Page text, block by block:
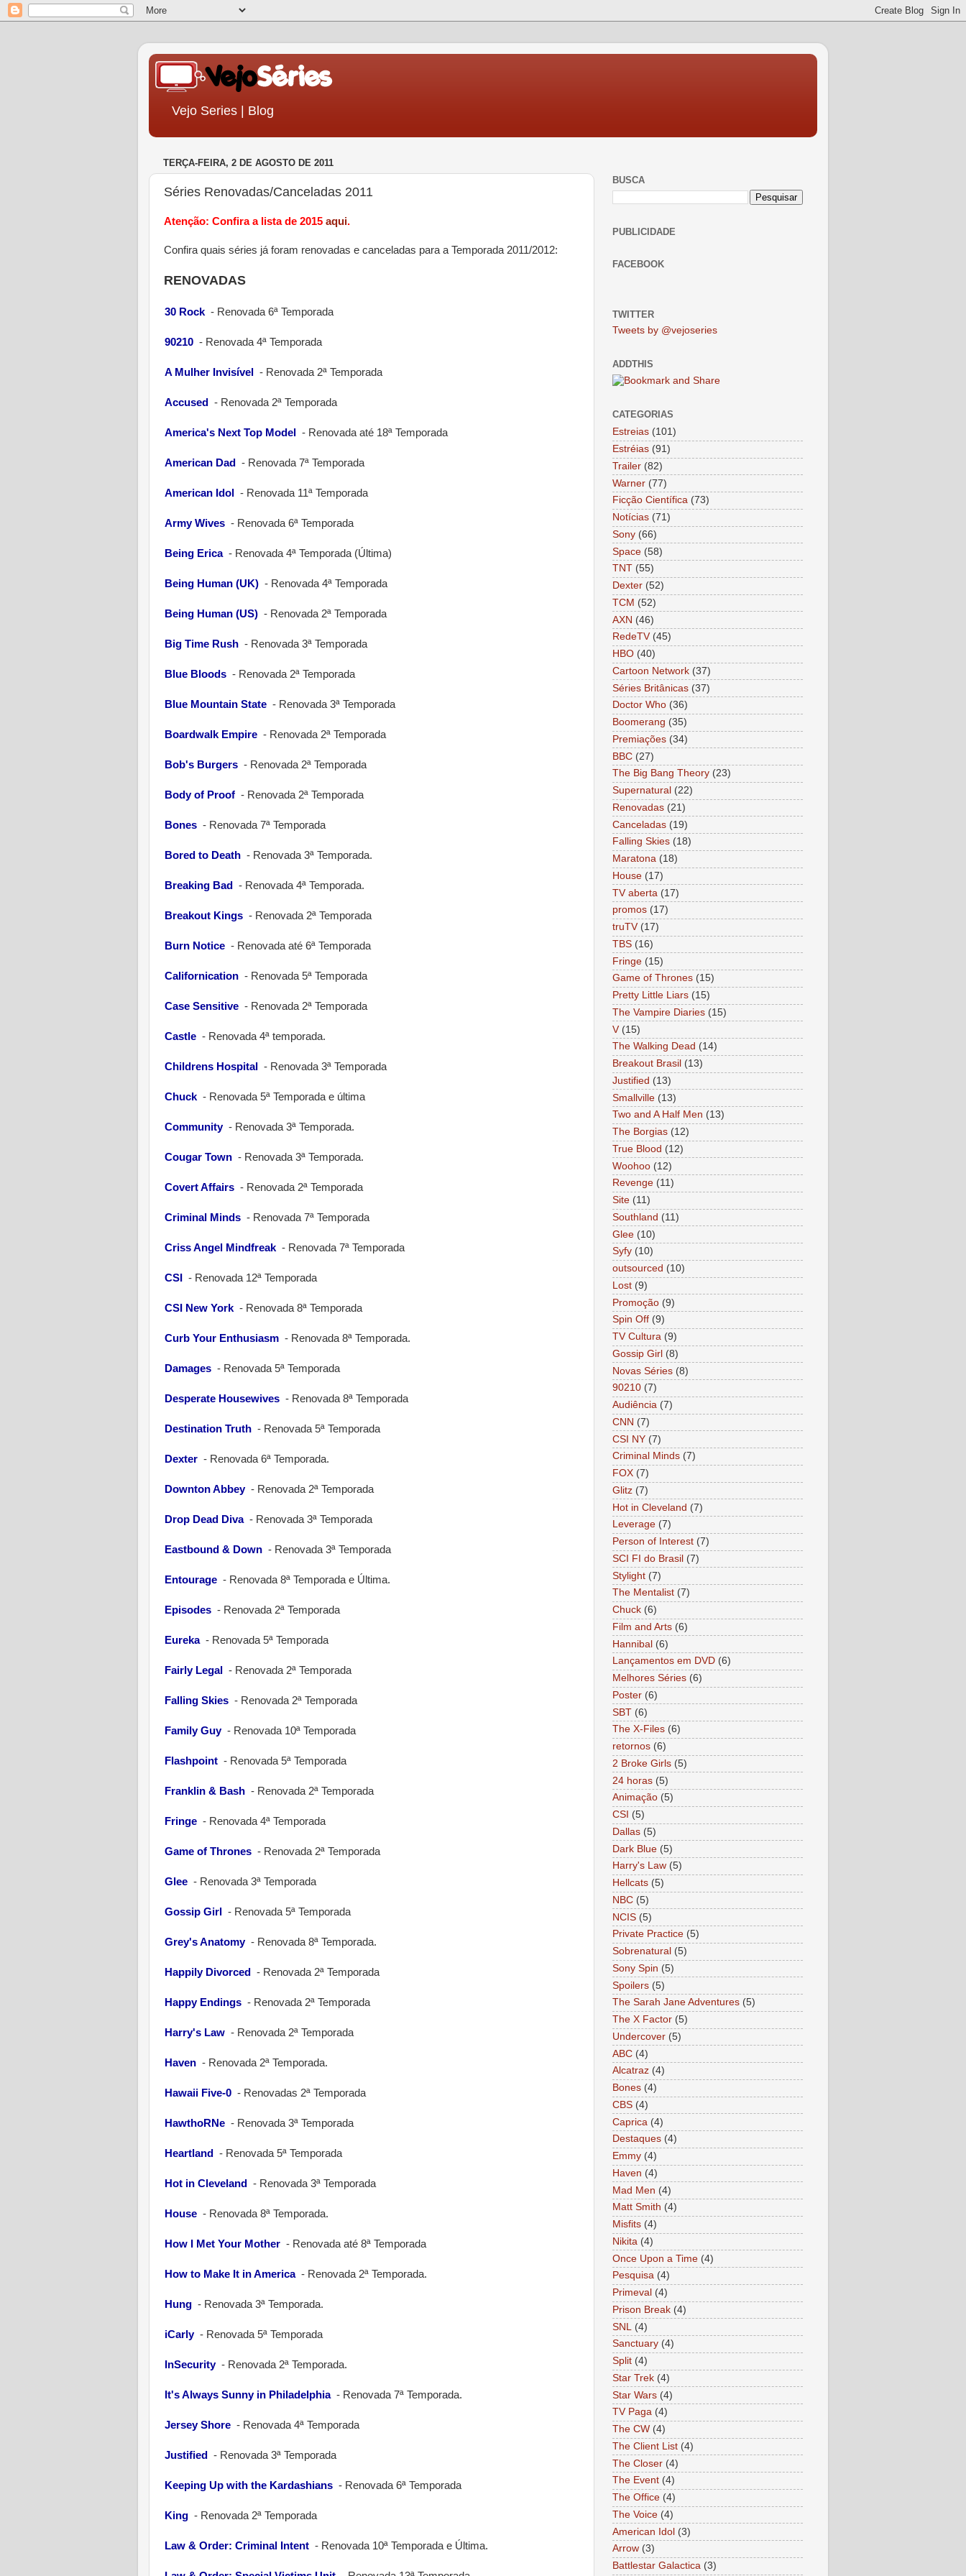
Vejo Series | Blog
TERÇA-FEIRA, 2 DE AGOSTO DE 2011
Séries Renovadas/Canceladas 2011
Atenção: Confira a lista de 2015 aqui.
Confira quais séries já foram renovadas e canceladas para a Temporada 2011/2012:
RENOVADAS
30 Rock - Renovada 6ª Temporada
90210 - Renovada 4ª Temporada
A Mulher Invisível - Renovada 2ª Temporada
Accused - Renovada 2ª Temporada
America's Next Top Model - Renovada até 18ª Temporada
American Dad - Renovada 7ª Temporada
American Idol - Renovada 11ª Temporada
Army Wives - Renovada 6ª Temporada
Being Erica- Renovada 4ª Temporada (Última)
Being Human (UK) - Renovada 4ª Temporada
Being Human (US) - Renovada 2ª Temporada
Big Time Rush - Renovada 3ª Temporada
Blue Bloods - Renovada 2ª Temporada
Blue Mountain State - Renovada 3ª Temporada
Boardwalk Empire - Renovada 2ª Temporada
Bob's Burgers - Renovada 2ª Temporada
Body of Proof - Renovada 2ª Temporada
Bones - Renovada 7ª Temporada
Bored to Death - Renovada 3ª Temporada.
Breaking Bad - Renovada 4ª Temporada.
Breakout Kings - Renovada 2ª Temporada
Burn Notice - Renovada até 6ª Temporada
Californication - Renovada 5ª Temporada
Case Sensitive - Renovada 2ª Temporada
Castle - Renovada 4ª temporada.
Childrens Hospital - Renovada 3ª Temporada
Chuck - Renovada 5ª Temporada e última
Community- Renovada 3ª Temporada.
Cougar Town - Renovada 3ª Temporada.
Covert Affairs - Renovada 2ª Temporada
Criminal Minds - Renovada 7ª Temporada
Criss Angel Mindfreak - Renovada 7ª Temporada
CSI - Renovada 12ª Temporada
CSI New York - Renovada 8ª Temporada
Curb Your Enthusiasm - Renovada 8ª Temporada.
Damages - Renovada 5ª Temporada
Desperate Housewives - Renovada 8ª Temporada
Destination Truth - Renovada 5ª Temporada
Dexter - Renovada 6ª Temporada.
Downton Abbey- Renovada 2ª Temporada
Drop Dead Diva- Renovada 3ª Temporada
Eastbound & Down - Renovada 3ª Temporada
Entourage - Renovada 8ª Temporada e Última.
Episodes - Renovada 2ª Temporada
Eureka- Renovada 5ª Temporada
Fairly Legal - Renovada 2ª Temporada
Falling Skies - Renovada 2ª Temporada
Family Guy- Renovada 10ª Temporada
Flashpoint - Renovada 5ª Temporada
Franklin & Bash - Renovada 2ª Temporada
Fringe - Renovada 4ª Temporada
Game of Thrones - Renovada 2ª Temporada
Glee - Renovada 3ª Temporada
Gossip Girl - Renovada 5ª Temporada
Grey's Anatomy- Renovada 8ª Temporada.
Happily Divorced - Renovada 2ª Temporada
Happy Endings - Renovada 2ª Temporada
Harry's Law - Renovada 2ª Temporada
Haven - Renovada 2ª Temporada.
Hawaii Five-0 - Renovadas 2ª Temporada
HawthoRNe - Renovada 3ª Temporada
Heartland - Renovada 5ª Temporada
Hot in Cleveland - Renovada 3ª Temporada
House - Renovada 8ª Temporada.
How I Met Your Mother - Renovada até 8ª Temporada
How to Make It in America- Renovada 2ª Temporada.
Hung - Renovada 3ª Temporada.
iCarly- Renovada 5ª Temporada
InSecurity- Renovada 2ª Temporada.
It's Always Sunny in Philadelphia- Renovada 7ª Temporada.
Jersey Shore - Renovada 4ª Temporada
Justified - Renovada 3ª Temporada
Keeping Up with the Kardashians - Renovada 6ª Temporada
King - Renovada 2ª Temporada
Law & Order: Criminal Intent - Renovada 10ª Temporada e Última.
BUSCA
PUBLICIDADE
FACEBOOK
TWITTER
Tweets by @vejoseries
ADDTHIS
CATEGORIAS
Estreias (101)
Estréias (91)
Trailer (82)
Warner (77)
Ficção Científica (73)
Notícias (71)
Sony (66)
Space (58)
TNT (55)
Dexter (52)
TCM (52)
AXN (46)
RedeTV (45)
HBO (40)
Cartoon Network (37)
Séries Britânicas (37)
Doctor Who (36)
Boomerang (35)
Premiações (34)
BBC (27)
The Big Bang Theory (23)
Supernatural (22)
Renovadas (21)
Canceladas (19)
Falling Skies (18)
Maratona (18)
House (17)
TV aberta (17)
promos (17)
truTV (17)
TBS (16)
Fringe (15)
Game of Thrones (15)
Pretty Little Liars (15)
The Vampire Diaries (15)
V (15)
The Walking Dead (14)
Breakout Brasil (13)
Justified (13)
Smallville (13)
Two and A Half Men (13)
The Borgias (12)
True Blood (12)
Woohoo (12)
Revenge (11)
Site (11)
Southland (11)
Glee (10)
Syfy (10)
outsourced (10)
Lost (9)
Promoção (9)
Spin Off (9)
TV Cultura (9)
Gossip Girl (8)
Novas Séries (8)
90210 (7)
Audiência (7)
CNN (7)
CSI NY (7)
Criminal Minds (7)
FOX (7)
Glitz (7)
Hot in Cleveland (7)
Leverage (7)
Person of Interest (7)
SCI FI do Brasil (7)
Stylight (7)
The Mentalist (7)
Chuck (6)
Film and Arts (6)
Hannibal (6)
Lançamentos em DVD (6)
Melhores Séries (6)
Poster (6)
SBT (6)
The X-Files (6)
retornos (6)
2 Broke Girls (5)
24 horas (5)
Animação (5)
CSI (5)
Dallas (5)
Dark Blue (5)
Harry's Law (5)
Hellcats (5)
NBC (5)
NCIS (5)
Private Practice (5)
Sobrenatural (5)
Sony Spin (5)
Spoilers (5)
The Sarah Jane Adventures (5)
The X Factor (5)
Undercover (5)
ABC (4)
Alcatraz (4)
Bones (4)
CBS (4)
Caprica (4)
Destaques (4)
Emmy (4)
Haven (4)
Mad Men (4)
Matt Smith (4)
Misfits (4)
Nikita (4)
Once Upon a Time (4)
Pesquisa (4)
Primeval (4)
Prison Break (4)
SNL
(4)
Sanctuary (4)
Split (4)
Star Trek (4)
Star Wars (4)
TV Paga (4)
The CW (4)
The Client List (4)
The Closer (4)
The Event (4)
The Office (4)
The Voice (4)
American Idol (3)
Arrow (3)
Battlestar Galactica (3)